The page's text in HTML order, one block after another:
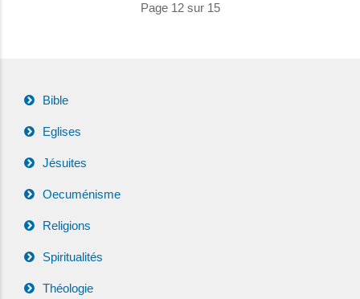
Page 12 sur 15
Bible
Eglises
Jésuites
Oecuménisme
Religions
Spiritualités
Théologie